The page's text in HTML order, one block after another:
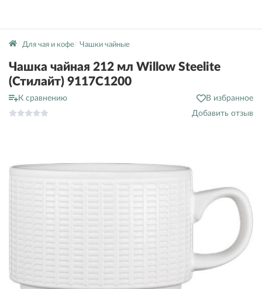
Для чая и кофе Чашки чайные
Чашка чайная 212 мл Willow Steelite
(Стилайт) 9117C1200
К сравнению
В избранное
Добавить отзыв